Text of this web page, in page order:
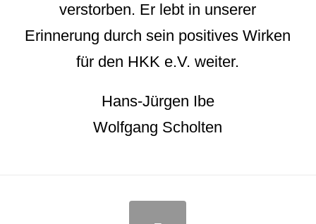
verstorben. Er lebt in unserer
Erinnerung durch sein positives Wirken
für den HKK e.V. weiter.
Hans-Jürgen Ibe
Wolfgang Scholten